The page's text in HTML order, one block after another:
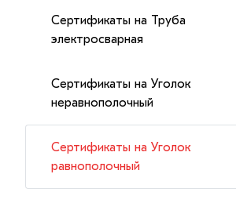
Сертификаты на Труба
электросварная
Сертификаты на Уголок
неравнополочный
Сертификаты на Уголок
равнополочный